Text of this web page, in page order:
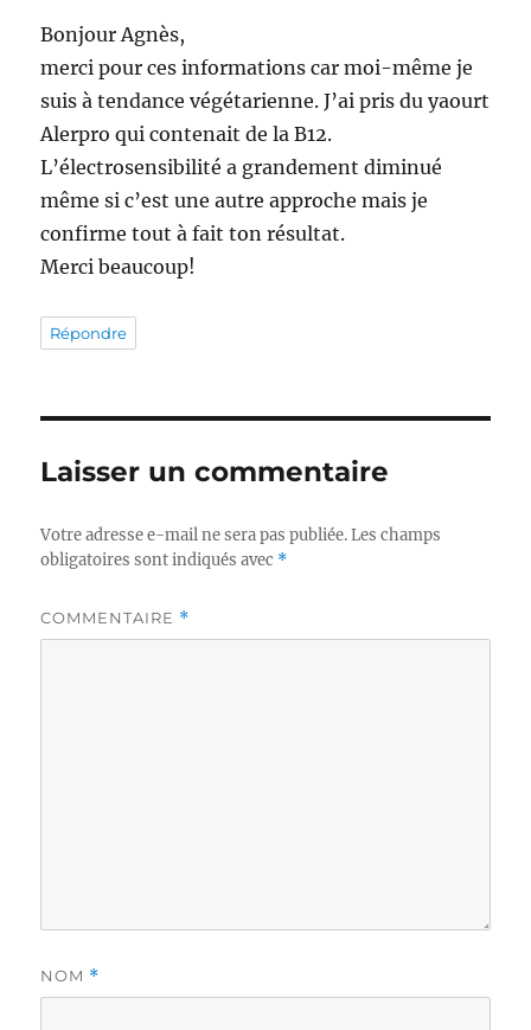
Bonjour Agnès,
merci pour ces informations car moi-même je
suis à tendance végétarienne. J’ai pris du yaourt
Alerpro qui contenait de la B12.
L’électrosensibilité a grandement diminué
même si c’est une autre approche mais je
confirme tout à fait ton résultat.
Merci beaucoup!
Répondre
Laisser un commentaire
Votre adresse e-mail ne sera pas publiée. Les champs
obligatoires sont indiqués avec *
COMMENTAIRE *
NOM *